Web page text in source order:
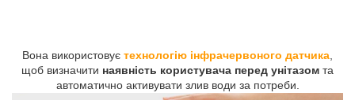
Вона використовує технологію інфрачервоного датчика,
щоб визначити наявність користувача перед унітазом та
автоматично активувати злив води за потреби.